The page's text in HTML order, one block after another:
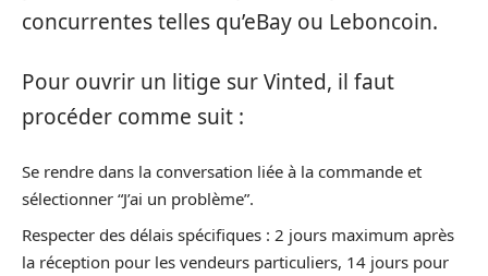
concurrentes telles qu’eBay ou Leboncoin.
Pour ouvrir un litige sur Vinted, il faut
procéder comme suit :
Se rendre dans la conversation liée à la commande et
sélectionner “J’ai un problème”.
Respecter des délais spécifiques : 2 jours maximum après
la réception pour les vendeurs particuliers, 14 jours pour